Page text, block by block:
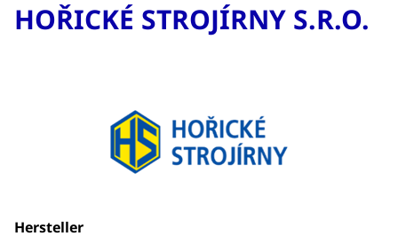
HOŘICKÉ STROJÍRNY S.R.O.
Hersteller